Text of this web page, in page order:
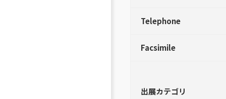
Telephone
Facsimile
出展カテゴリ